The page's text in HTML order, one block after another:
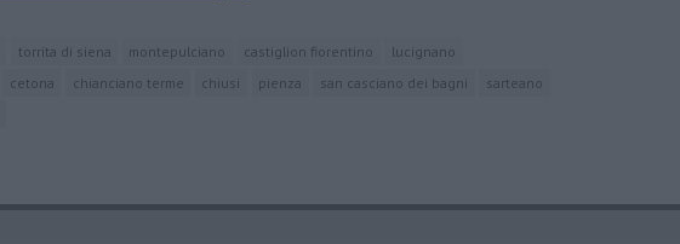
torrita di siena montepulciano castiglion fiorentino
lucignano
cetona chianciano terme chiusi pienza san casciano dei bagni
sarteano